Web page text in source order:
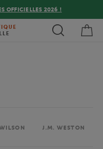
OFFICIELLES 2026 !
J.M. WESTON